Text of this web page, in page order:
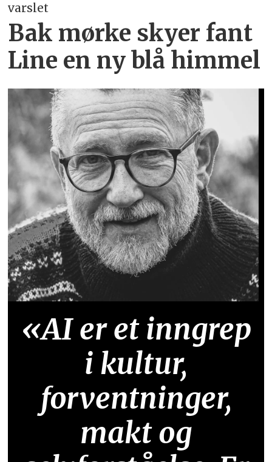
varslet
Bak mørke skyer fant
Line en ny blå himmel
«AI er et inngrep
i kultur,
forventninger,
makt og